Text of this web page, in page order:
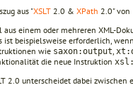
aus "XSLT 2.0 & XPath 2.0" von
aus einem oder mehreren XML-
ist beispielsweise erforderlich,
wie saxon:output
die neue Instruktion
2.0 unterscheidet dabei zwischen